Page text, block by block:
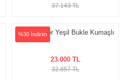
37.143 TL
%30 İndirim
Teddy Berjer Yeşil Bukle Kumaşlı
23.000 TL
32.857 TL